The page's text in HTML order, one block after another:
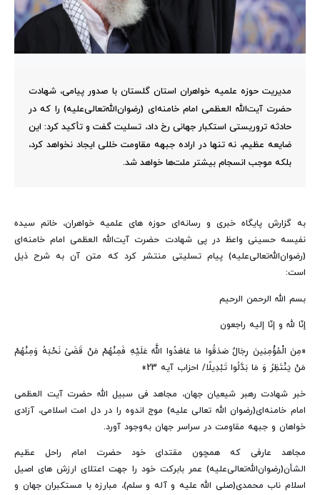
مدیریت حوزه علمیه خواهران استان گلستان با صدور پیامی، شهادت
حضرت آیت‌الله العظمی امام خامنه‌ای (رضوان‌الله‌تعالی‌علیه) را که در
حادثه تروریستی استکبار جهانی رخ داد، تسلیت گفت و تأکید کرد: این
ضایعه عظیم، نه تنها در اراده جبهه مقاومت خللی ایجاد نخواهد کرد،
بلکه موجب انسجام بیشتر ملت‌ها خواهد شد.
به گزارش پایگاه خبری و رسانه‌ای حوزه های علمیه خواهران، خانم سیده
نفیسه حسینی واعظ در پی شهادت حضرت آیت‌الله العظمی امام خامنه‌ای
(رضوان‌الله‌تعالی‌علیه) پیام تسلیتی منتشر کرد که متن آن به شرح ذیل
است:
بسم الله الرحمن الرحیم
إنّا لله و إنّا إلیه راجعون
«مِنَ الْمُؤْمِنِینَ رِجَالٌ صَدَقُوا مَا عَاهَدُوا اللَّهَ عَلَیْهِ فَمِنْهُمْ مَنْ قَضَیٰ نَحْبَهُ وَمِنْهُمْ
مَنْ یَنْتَظِرُ وَ مَا بَدَّلُوا تَبْدِیلًا/ احزاب آیه 23»
خبر شهادت رهبر شیعیان جهان، مجاهد فی سبیل الله حضرت آیت العظمی
امام خامنه‌ای(رضوان الله تعالی علیه) موج اندوه را در دل امت اسلامی، آزادی
خواهان و جبهه مقاومت در سراسر جهان به‌وجود آورد.
مجاهد عارفی که همچون مقتدای خود حضرت امام راحل عظیم
الشأن(رضوان‌الله‌تعالی‌علیه) عمر بابرکت خود را جهت اعتلای ارزش های اصیل
اسلام ناب محمدی(صلی الله علیه و آله و سلم)، مبارزه با مستکبران جهان و